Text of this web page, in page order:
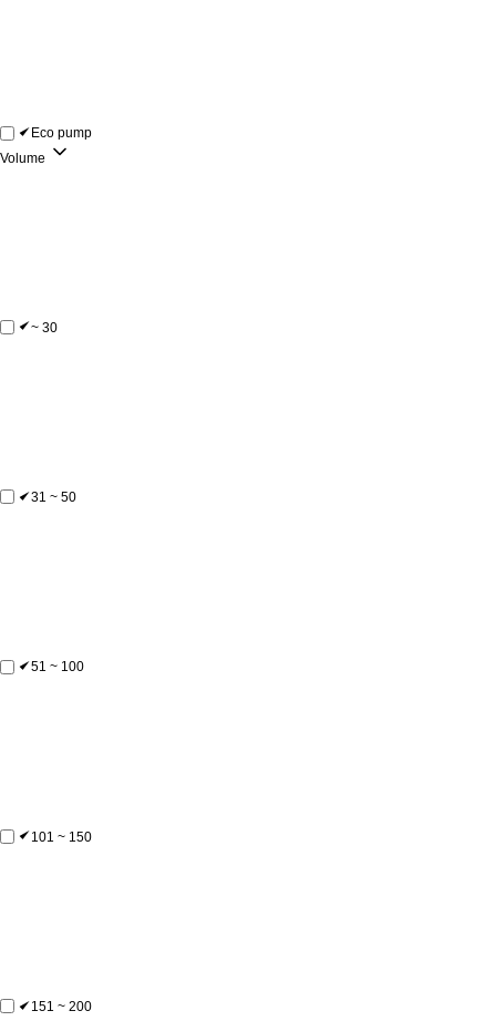
Eco pump
Volume
~ 30
31 ~ 50
51 ~ 100
101 ~ 150
151 ~ 200